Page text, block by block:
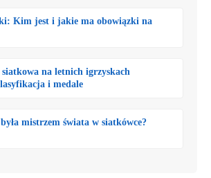
Kim jest i jakie ma obowiązki na
na letnich igrzyskach
i medale
mistrzem świata w siatkówce?